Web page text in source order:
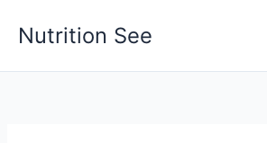
Nutrition See